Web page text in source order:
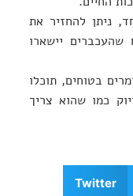
ניתן להחזיר את
יישארו
בטוחים, תוכלו
כמו שהוא צריך
Twitter